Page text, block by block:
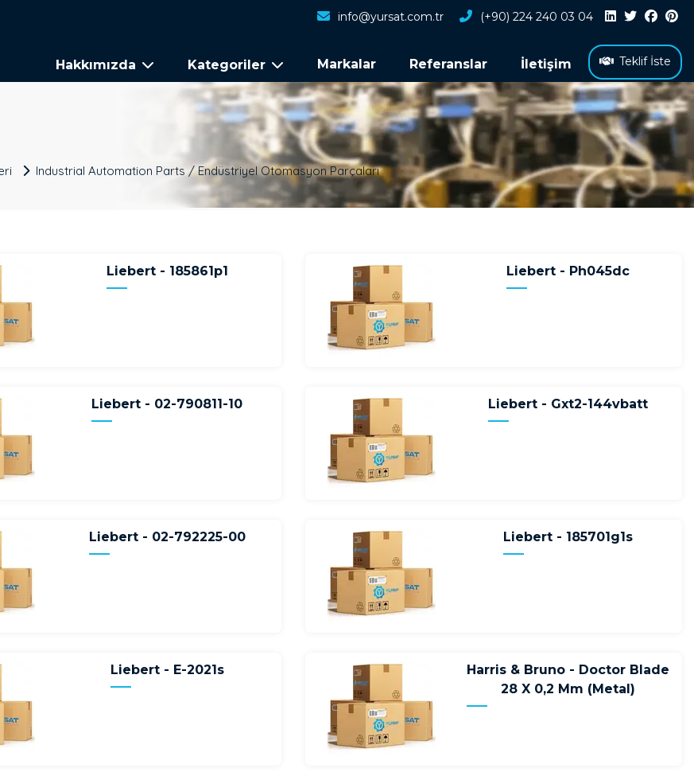
info@yursat.com.tr (+90) 224 240 03 04
Hakkımızda Kategoriler Markalar Referanslar İletişim Teklif İste
Industrial Automation Parts / Endüstriyel Otomasyon Parçaları
Liebert - 185861p1 Liebert - Ph045dc
Liebert - 02-790811-10 Liebert - Gxt2-144vbatt
Liebert - 02-792225-00 Liebert - 185701g1s
Liebert - E-2021s
Harris & Bruno - Doctor Blade
28 X 0,2 Mm (Metal)